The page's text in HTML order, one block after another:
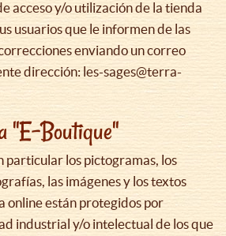
acceso y/o utilización de la tienda
usuarios que le informen de las
enviando un correo
dirección: les-sages@terra-
"E-Boutique"
particular los pictogramas, los
las imágenes y los textos
online están protegidos por
industrial y/o intelectual de los que